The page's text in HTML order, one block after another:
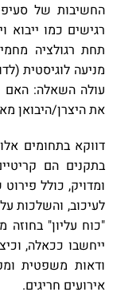
החשיבות של
רגישים כמו ייבוא
תחת רגולציה
מניעה לוגיסטית
עולה השאלה: האם
את היצרן/היבואן
דווקא בתחומים
בתקנים הם
ומדויק, כולל
לעיכוב, והשלכות
"כוח עליון"
ייחשבו ככאלה,
ודאות משפטית
אירועים חריגים.